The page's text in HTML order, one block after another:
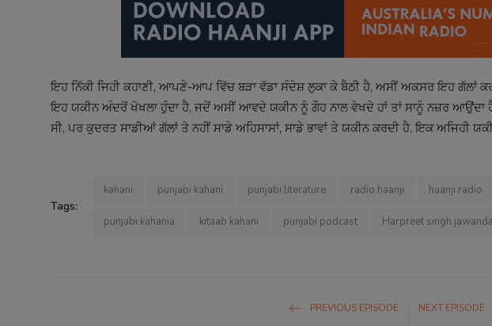
ਇਹ ਨਿੱਕੀ ਜਿਹੀ ਕਹਾਣੀ, ਆਪਣੇ-ਆਪ ਵਿੱਚ ਬੜਾ ਵੱਡਾ ਸੰਦੇਸ਼ ਲੁਕਾ ਕੇ ਬੈਠੀ ਹੈ, ਅਸੀਂ ਅਕਸਰ ਇਹ
ਇਹ ਯਕੀਨ ਅੰਦਰੋਂ ਖੋਖਲਾ ਹੁੰਦਾ ਹੈ, ਜਦੋਂ ਅਸੀਂ ਆਵਦੇ ਯਕੀਨ ਨੂੰ ਗੌਹ ਨਾਲ ਵੇਖਦੇ ਹਾਂ ਤਾਂ ਸਾਨੂੰ ਨਜ਼ਰ ਆਉਂਦਾ ਹੈ
ਸੀ, ਪਰ ਕੁਦਰਤ ਸਾਡੀਆਂ ਗੱਲਾਂ ਤੇ ਨਹੀਂ ਸਾਡੇ ਅਹਿਸਾਸਾਂ, ਸਾਡੇ ਭਾਵਾਂ ਤੇ ਯਕੀਨ ਕਰਦੀ ਹੈ, ਇਕ ਅਜਿਹੀ
Tags:
kahani punjabi kahani punjabi literature radio haanji haanji radio
punjabi kahania kitaab kahani punjabi podcast Harpreet singh jawanda
PREVIOUS EPISODE NEXT EPISODE